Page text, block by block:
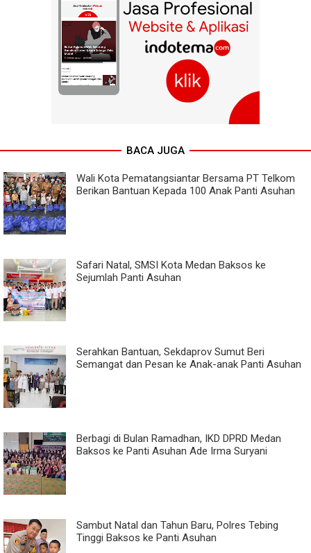
BACA JUGA
Wali Kota Pematangsiantar Bersama PT Telkom
Berikan Bantuan Kepada 100 Anak Panti Asuhan
Safari Natal, SMSI Kota Medan Baksos ke
Sejumlah Panti Asuhan
Serahkan Bantuan, Sekdaprov Sumut Beri
Semangat dan Pesan ke Anak-anak Panti Asuhan
Berbagi di Bulan Ramadhan, IKD DPRD Medan
Baksos ke Panti Asuhan Ade Irma Suryani
Sambut Natal dan Tahun Baru, Polres Tebing
Tinggi Baksos ke Panti Asuhan